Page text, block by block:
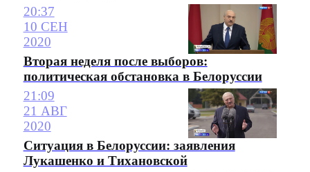
20:37
10 СЕН
2020
Вторая неделя после выборов:
политическая обстановка в Белоруссии
21:09
21 АВГ
2020
Ситуация в Белоруссии: заявления
Лукашенко и Тихановской